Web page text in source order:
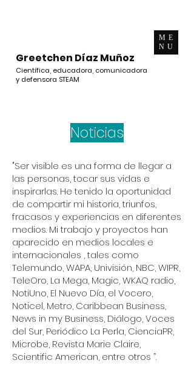
Greetchen Díaz Muñoz
Científica, educadora, comunicadora
y defensora STEAM
ME
NU
Noticias
"Ser visible es una forma de llegar a
las personas, tocar sus vidas e
inspirarlas. He tenido la oportunidad
de compartir mi historia, triunfos,
fracasos y experiencias en diferentes
medios. Mi trabajo y proyectos han
aparecido en medios locales e
internacionales , tales como
Telemundo, WAPA, Univisión, NBC, WIPR,
TeleOro, La Mega, Magic, WKAQ radio,
NotiUno, El Nuevo Día, el Vocero,
Noticel, Metro, Caribbean Business,
News in my Business, Diálogo, Voces
del Sur, Periódico La Perla, CienciaPR,
Microbe, Revista Marie Claire,
Scientific American, entre otros ”.